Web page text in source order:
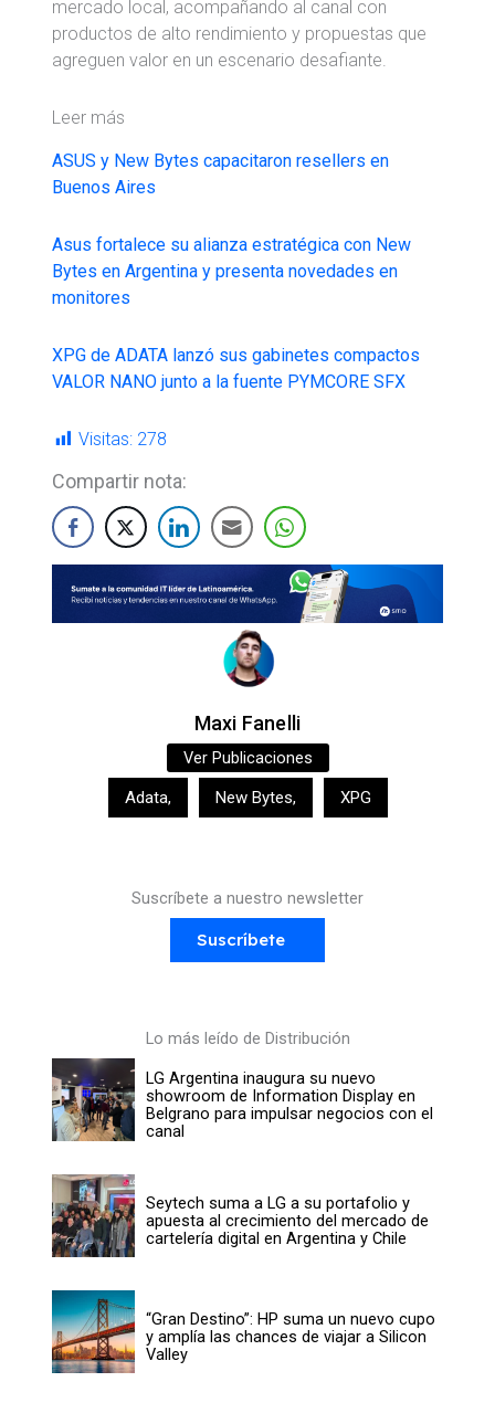
mercado local, acompañando al canal con
productos de alto rendimiento y propuestas que
agreguen valor en un escenario desafiante.
Leer más
ASUS y New Bytes capacitaron resellers en
Buenos Aires
Asus fortalece su alianza estratégica con New
Bytes en Argentina y presenta novedades en
monitores
XPG de ADATA lanzó sus gabinetes compactos
VALOR NANO junto a la fuente PYMCORE SFX
Visitas: 278
Compartir nota:
Maxi Fanelli
Ver Publicaciones
Adata, New Bytes, XPG
Suscríbete a nuestro newsletter
Suscríbete
Lo más leído de Distribución
LG Argentina inaugura su nuevo
showroom de Information Display en
Belgrano para impulsar negocios con el
canal
Seytech suma a LG a su portafolio y
apuesta al crecimiento del mercado de
cartelería digital en Argentina y Chile
“Gran Destino”: HP suma un nuevo cupo
y amplía las chances de viajar a Silicon
Valley